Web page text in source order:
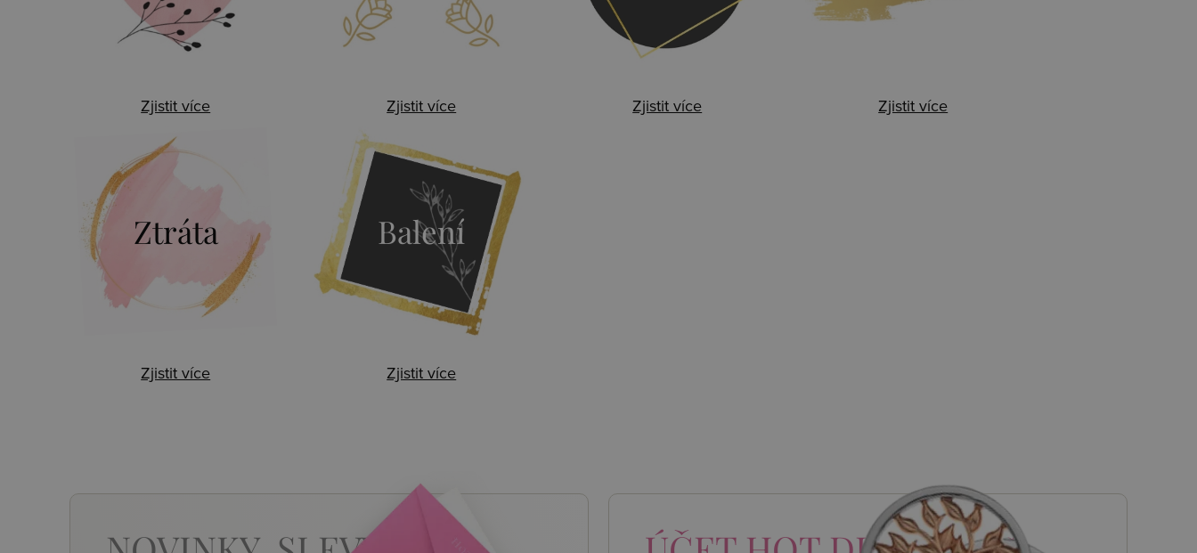
Zjistit více Zjistit více Zjistit více Zjistit více
Ztráta
Zjistit více
Balení
Zjistit více